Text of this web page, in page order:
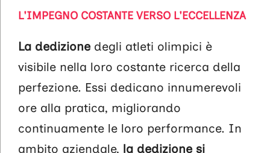
L'IMPEGNO COSTANTE VERSO L'ECCELLENZA
La dedizionedegli atleti olimpici è
visibile nella loro costante ricerca della
perfezione. Essi dedicano innumerevoli
ore alla pratica, migliorando
continuamente le loro performance. In
ambito aziendale, la dedizione si